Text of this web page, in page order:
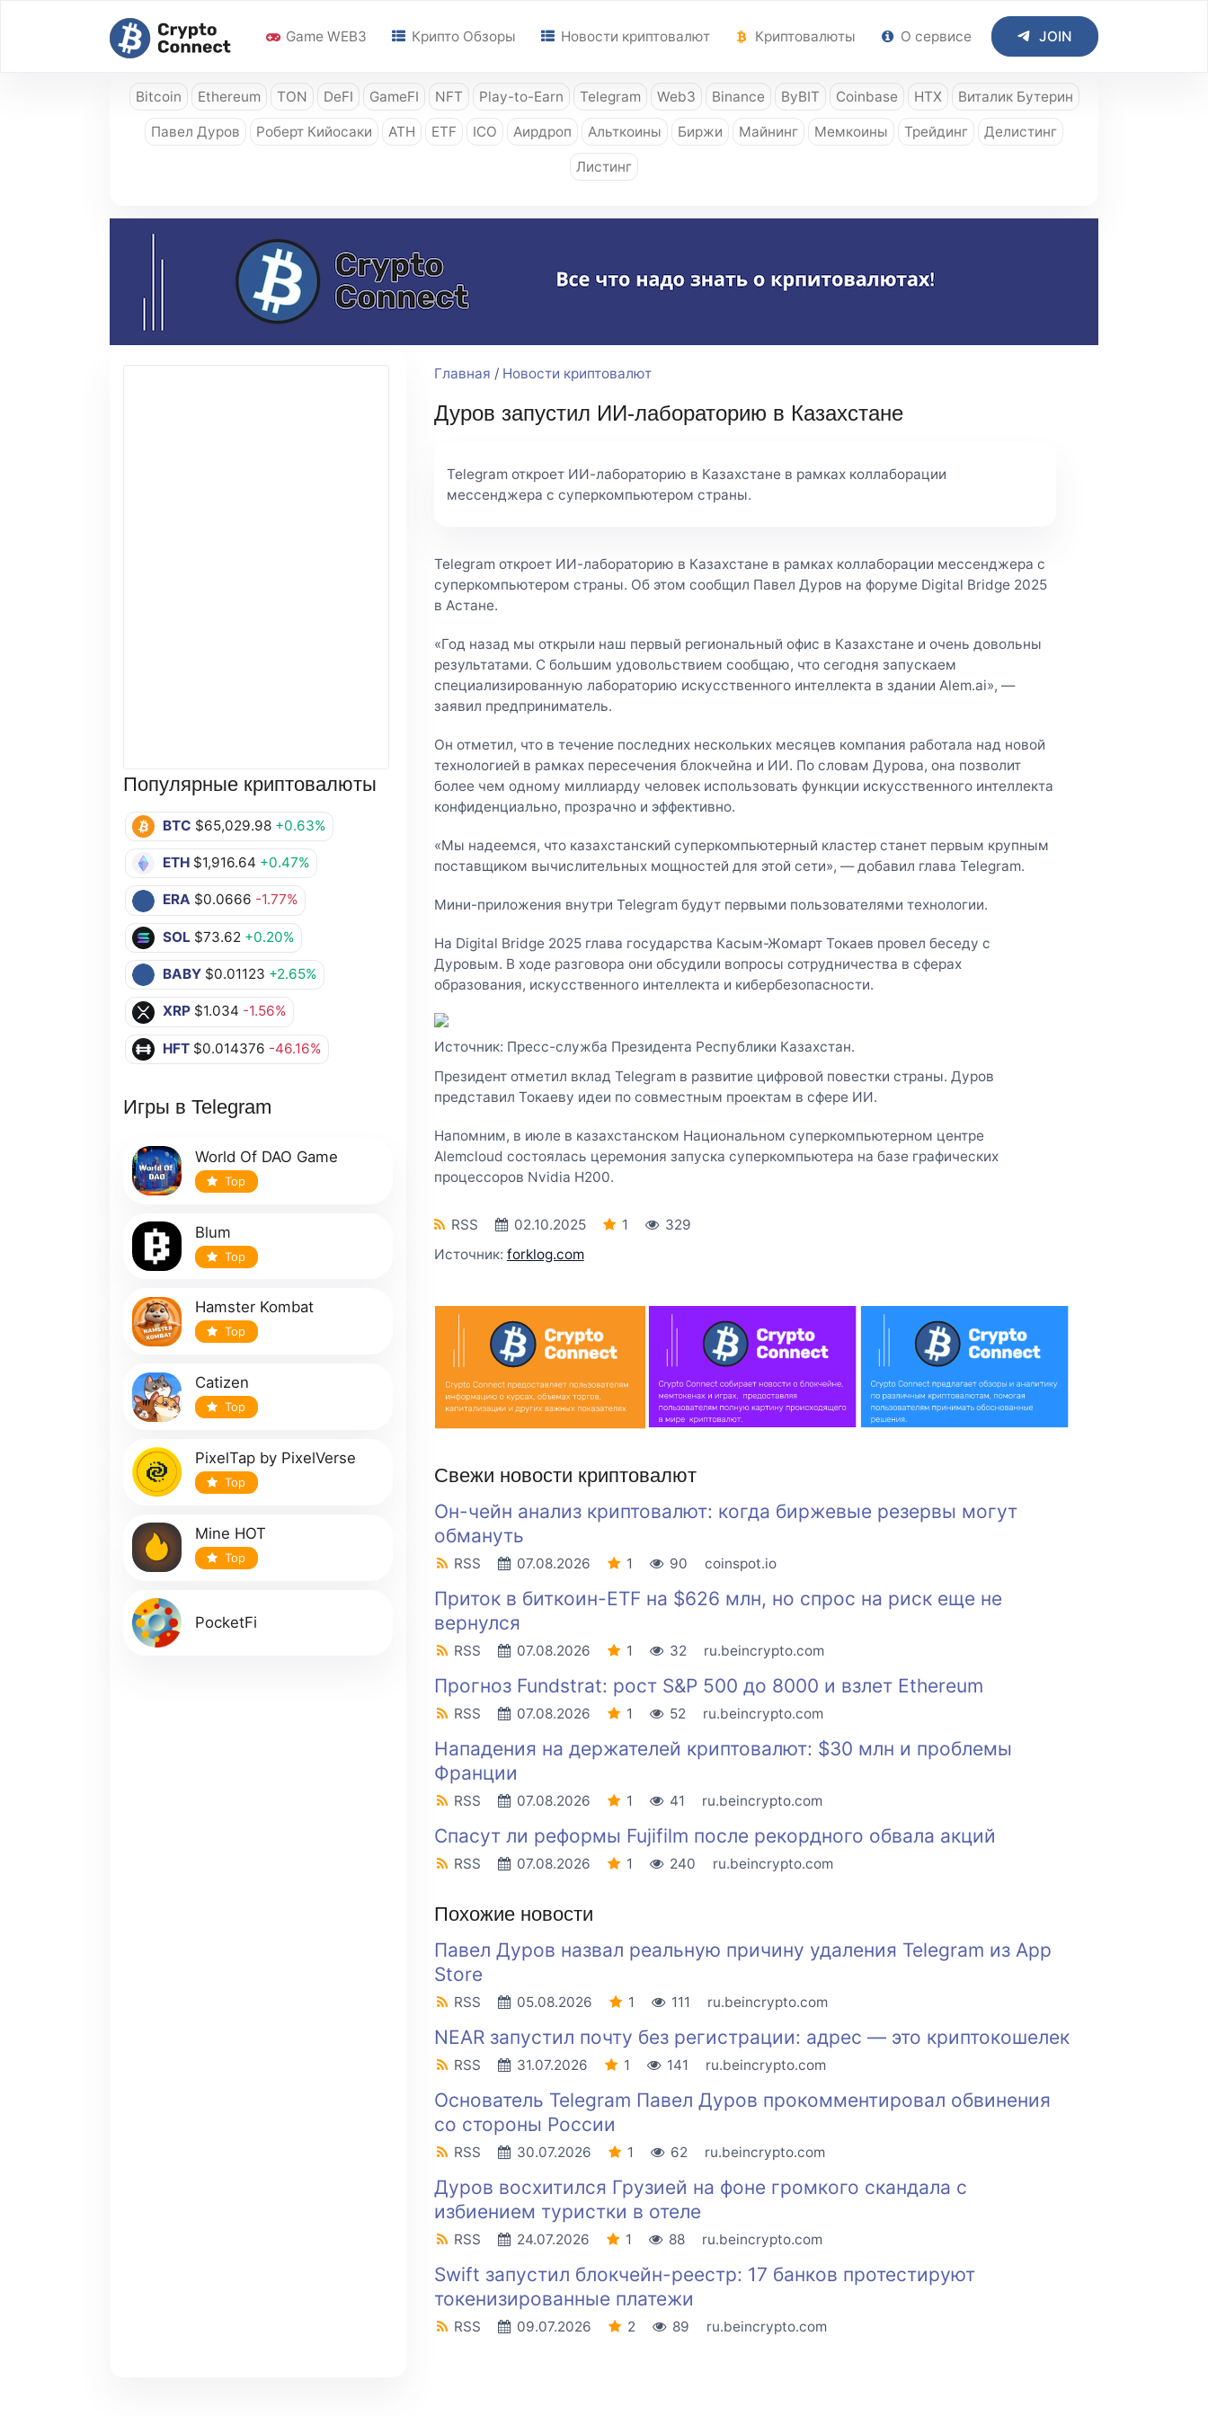
Game WEB3 Крипто Обзоры Новости криптовалют Криптовалюты О сервисе JOIN
Bitcoin Ethereum TON DeFI GameFI NFT Play-to-Earn Telegram Web3 Binance ByBIT Coinbase HTX Виталик Бутерин
Павел Дуров Роберт Кийосаки ATH ETF ICO Аирдроп Альткоины Биржи Майнинг Мемкоины Трейдинг Делистинг
Листинг
Популярные криптовалюты
BTC $65,029.98 +0.63%
ETH $1,916.64 +0.47%
ERA $0.0666 -1.77%
SOL $73.62 +0.20%
BABY $0.01123 +2.65%
XRP $1.034 -1.56%
HFT $0.014376 -46.16%
Игры в Telegram
World Of DAO Game
Top
Blum
Top
Hamster Kombat
Top
Catizen
Top
PixelTap by PixelVerse
Top
Mine HOT
Top
PocketFi
Главная / Новости криптовалют
Дуров запустил ИИ-лабораторию в Казахстане
Telegram откроет ИИ-лабораторию в Казахстане в рамках коллаборации
мессенджера с суперкомпьютером страны.
Telegram откроет ИИ-лабораторию в Казахстане в рамках коллаборации мессенджера с
суперкомпьютером страны. Об этом сообщил Павел Дуров на форуме Digital Bridge 2025
в Астане.
«Год назад мы открыли наш первый региональный офис в Казахстане и очень довольны
результатами. С большим удовольствием сообщаю, что сегодня запускаем
специализированную лабораторию искусственного интеллекта в здании Alem.ai», —
заявил предприниматель.
Он отметил, что в течение последних нескольких месяцев компания работала над новой
технологией в рамках пересечения блокчейна и ИИ. По словам Дурова, она позволит
более чем одному миллиарду человек использовать функции искусственного интеллекта
конфиденциально, прозрачно и эффективно.
«Мы надеемся, что казахстанский суперкомпьютерный кластер станет первым крупным
поставщиком вычислительных мощностей для этой сети», — добавил глава Telegram.
Мини-приложения внутри Telegram будут первыми пользователями технологии.
На Digital Bridge 2025 глава государства Касым-Жомарт Токаев провел беседу с
Дуровым. В ходе разговора они обсудили вопросы сотрудничества в сферах
образования, искусственного интеллекта и кибербезопасности.
Источник: Пресс-служба Президента Республики Казахстан.
Президент отметил вклад Telegram в развитие цифровой повестки страны. Дуров
представил Токаеву идеи по совместным проектам в сфере ИИ.
Напомним, в июле в казахстанском Национальном суперкомпьютерном центре
Аlemcloud состоялась церемония запуска суперкомпьютера на базе графических
процессоров Nvidia H200.
RSS 02.10.2025 1
329
Источник: forklog.com
Свежи новости криптовалют
Он-чейн анализ криптовалют: когда биржевые резервы могут
обмануть
RSS 07.08.2026 1 90 coinspot.io
Приток в биткоин-ETF на $626 млн, но спрос на риск еще не
вернулся
RSS 07.08.2026 1 32 ru.beincrypto.com
Прогноз Fundstrat: рост S&P 500 до 8000 и взлет Ethereum
RSS 07.08.2026 1 52 ru.beincrypto.com
Нападения на держателей криптовалют: $30 млн и проблемы
Франции
RSS 07.08.2026 1 41 ru.beincrypto.com
Спасут ли реформы Fujifilm после рекордного обвала акций
RSS 07.08.2026 1 240 ru.beincrypto.com
Похожие новости
Павел Дуров назвал реальную причину удаления Telegram из App
Store
RSS 05.08.2026 1 111 ru.beincrypto.com
NEAR запустил почту без регистрации: адрес — это криптокошелек
RSS 31.07.2026 1 141 ru.beincrypto.com
Основатель Telegram Павел Дуров прокомментировал обвинения
со стороны России
RSS 30.07.2026 1 62 ru.beincrypto.com
Дуров восхитился Грузией на фоне громкого скандала с
избиением туристки в отеле
RSS 24.07.2026 1 88 ru.beincrypto.com
Swift запустил блокчейн-реестр: 17 банков протестируют
токенизированные платежи
RSS 09.07.2026 2 89 ru.beincrypto.com